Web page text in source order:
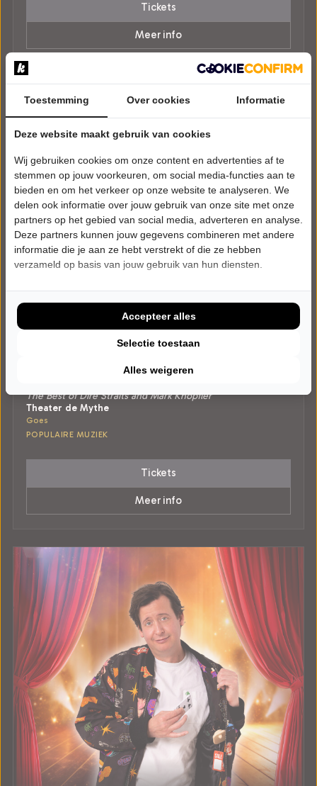
Tickets
Meer info
ZATERDAG 23 JANUARI 2027 • 20:00 UUR
The Best of Dire Straits and Mark Knopfler
Theater de Mythe
Goes
POPULAIRE MUZIEK
Tickets
Meer info
Toestemming Over cookies Informatie
Deze website maakt gebruik van cookies
Wij gebruiken cookies om onze content en advertenties af te
stemmen op jouw voorkeuren, om social media-functies aan te
bieden en om het verkeer op onze website te analyseren. We
delen ook informatie over jouw gebruik van onze site met onze
partners op het gebied van social media, adverteren en analyse.
Deze partners kunnen jouw gegevens combineren met andere
informatie die je aan ze hebt verstrekt of die ze hebben
verzameld op basis van jouw gebruik van hun diensten.
Alles weigeren
Selectie toestaan
Accepteer alles